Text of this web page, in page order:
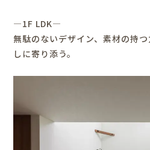
―1F LDK―
無駄のないデザイン、素材の持
しに寄り添う。